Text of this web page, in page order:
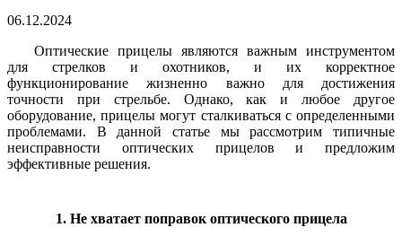
06.12.2024
Оптические прицелы являются важным инструментом
для стрелков и охотников, и их корректное
функционирование жизненно важно для достижения
точности при стрельбе. Однако, как и любое другое
оборудование, прицелы могут сталкиваться с определенными
проблемами. В данной статье мы рассмотрим типичные
неисправности оптических прицелов и предложим
эффективные решения.
1. Не хватает поправок оптического прицела